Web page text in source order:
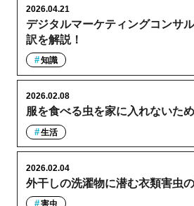
デジタルマーケティングコンサ
訳を解説！
2026.04.21
知識
服を食べる虫を家に入れないた
2026.02.08
生活
外干しの洗濯物に潜む衣類害虫
2026.02.04
害虫